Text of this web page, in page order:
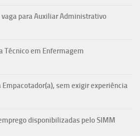
vaga para Auxiliar Administrativo
Técnico em Enfermagem
Empacotador(a), sem exigir experiência
disponibilizadas pelo SIMM